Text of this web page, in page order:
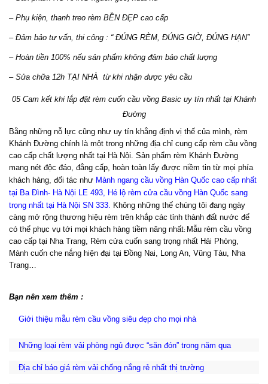
– Phụ kiện, thanh treo rèm BỀN ĐẸP cao cấp
– Đảm bảo tư vấn, thi công : “ ĐÚNG RÈM, ĐÚNG GIỜ, ĐÚNG HẠN”
– Hoàn tiền 100% nếu sản phẩm không đảm bảo chất lượng
– Sửa chữa 12h TẠI NHÀ từ khi nhận được yêu cầu
05 Cam kết khi lắp đặt rèm cuốn cầu vồng Basic uy tín nhất tại Khánh
Đường
Bằng những nỗ lực cũng như uy tín khẳng định vị thế của mình, rèm
Khánh Đường chính là một trong những địa chỉ cung cấp rèm cầu vồng
cao cấp chất lượng nhất tại Hà Nội. Sản phẩm rèm Khánh Đường
mang nét độc đáo, đẳng cấp, hoàn toàn lấy được niềm tin từ mọi phía
khách hàng, đối tác như Mành ngang cầu vồng Hàn Quốc cao cấp nhất
tại Ba Đình- Hà Nội LE 493, Hé lộ rèm cửa cầu vồng Hàn Quốc sang
trọng nhất tại Hà Nội SN 333. Không những thế chúng tôi đang ngày
càng mở rộng thương hiệu rèm trên khắp các tỉnh thành đất nước để
có thể phục vụ tới mọi khách hàng tiềm năng nhất: Mẫu rèm cầu vồng
cao cấp tại Nha Trang, Rèm cửa cuốn sang trọng nhất Hải Phòng,
Mành cuốn che nắng hiện đại tại Đồng Nai, Long An, Vũng Tàu, Nha
Trang…
Bạn nên xem thêm :
Giới thiệu mẫu rèm cầu vồng siêu đẹp cho mọi nhà
Những loại rèm vải phòng ngủ được “săn đón” trong năm qua
Địa chỉ báo giá rèm vải chống nắng rẻ nhất thị trường